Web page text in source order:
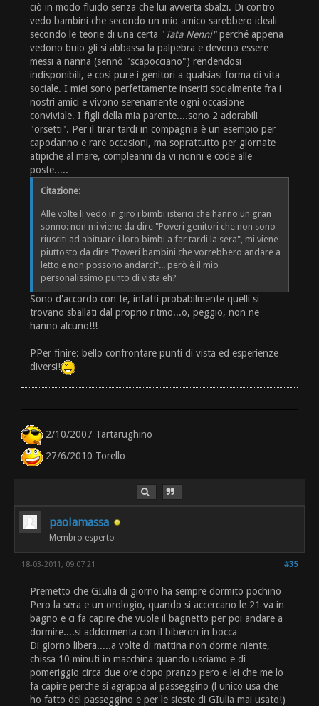
ciò in modo fluido senza che lui avverta sbalzi. Di contro
vedo bambini che secondo un mio amico sarebbero ideali
secondo le teorie di una certa "Tata Nenni"perché appena
vedono buio gli si abbassa la palpebra e devono essere
messi a nanna (sennò "scapocciano") rendendosi
indisponibili, e così pure i genitori a qualsiasi forma di vita
sociale. I miei sono perfettamente inseriti socialmente fra i
nostri amici e vivono serenamente ogni occasione
conviviale. I figli della mia parente....sono 2 adorabili
"orsetti". Per il tirar tardi in compagnia è un esempio per
capodanno e rare occasioni, ma soprattutto per giornate
atipiche al mare, compleanni da vi nonni e code alle
poste.....
Citazione:
Alle volte li vedo in giro i bimbi isterici che hanno un gran
sonno: non mi viene da dire "Poveri genitori che non sono
riusciti ad abituare i loro bimbi a far tardi la sera", mi viene
piuttosto da dire "Poveri bambini che vorrebbero andare a
letto e non possono andarci"... però è il mio
personalissimo punto di vista eh?
Sono d'accordo con te, infatti probabilmente quelli si
trovano sballati dal proprio ritmo...o, peggio, non ne
hanno alcuno!!!
PPer finire: bello confrontare punti di vista ed esperienze
diversi!
2/10/2007 Tartarughino
27/6/2010 Torello
paolamassa
Membro esperto
#35
18-03-2011, 09:07 21
Premetto che GIulia di giorno ha sempre dormito pochino
Pero la sera e un orologio, quando si accercano le 21 va in
bagno e ci fa capire che vuole il bagnetto per poi andare a
dormire....si addormenta con il biberon in bocca
Di giorno libera.....a volte di mattina non dorme niente,
chissa 10 minuti in macchina quando usciamo e di
pomeriggio circa due ore dopo pranzo pero e lei che me lo
fa capire perche si agrappa al passeggino (l unico usa che
ho fatto del passeggino e per le sieste di GIulia mai usato!)